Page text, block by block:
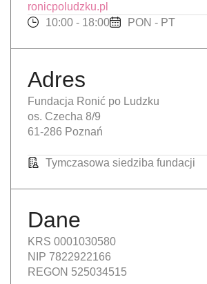
ronicpoludzku.pl
10:00 - 18:00
PON - PT
Adres
Fundacja Ronić po Ludzku
os. Czecha 8/9
61-286 Poznań
Tymczasowa siedziba fundacji
Dane
KRS 0001030580
NIP 7822922166
REGON 525034515